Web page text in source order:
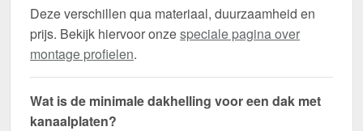
Deze verschillen qua materiaal, duurzaamheid en
prijs. Bekijk hiervoor onzespeciale pagina over
montage profielen.
Wat is de minimale dakhelling voor een dak met
kanaalplaten?